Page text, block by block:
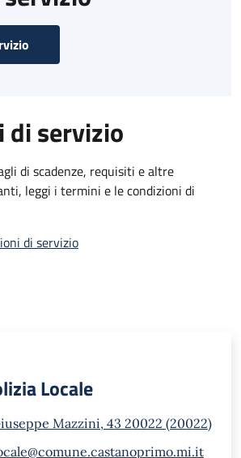
di servizio
di scadenze, requisiti e altre
leggi i termini e le condizioni di
di servizio
Locale
Mazzini, 43 20022 (20022)